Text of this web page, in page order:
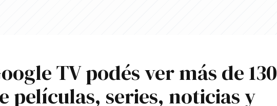
TV podés ver más de 130
películas, series, noticias y